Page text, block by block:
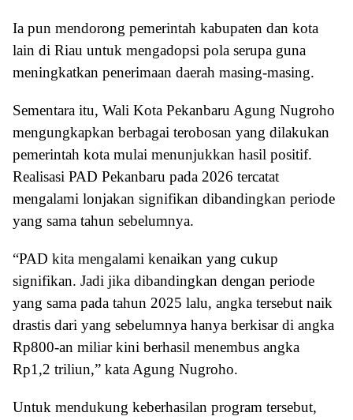
Ia pun mendorong pemerintah kabupaten dan kota
lain di Riau untuk mengadopsi pola serupa guna
meningkatkan penerimaan daerah masing-masing.
Sementara itu, Wali Kota Pekanbaru Agung Nugroho
mengungkapkan berbagai terobosan yang dilakukan
pemerintah kota mulai menunjukkan hasil positif.
Realisasi PAD Pekanbaru pada 2026 tercatat
mengalami lonjakan signifikan dibandingkan periode
yang sama tahun sebelumnya.
“PAD kita mengalami kenaikan yang cukup
signifikan. Jadi jika dibandingkan dengan periode
yang sama pada tahun 2025 lalu, angka tersebut naik
drastis dari yang sebelumnya hanya berkisar di angka
Rp800-an miliar kini berhasil menembus angka
Rp1,2 triliun,” kata Agung Nugroho.
Untuk mendukung keberhasilan program tersebut,